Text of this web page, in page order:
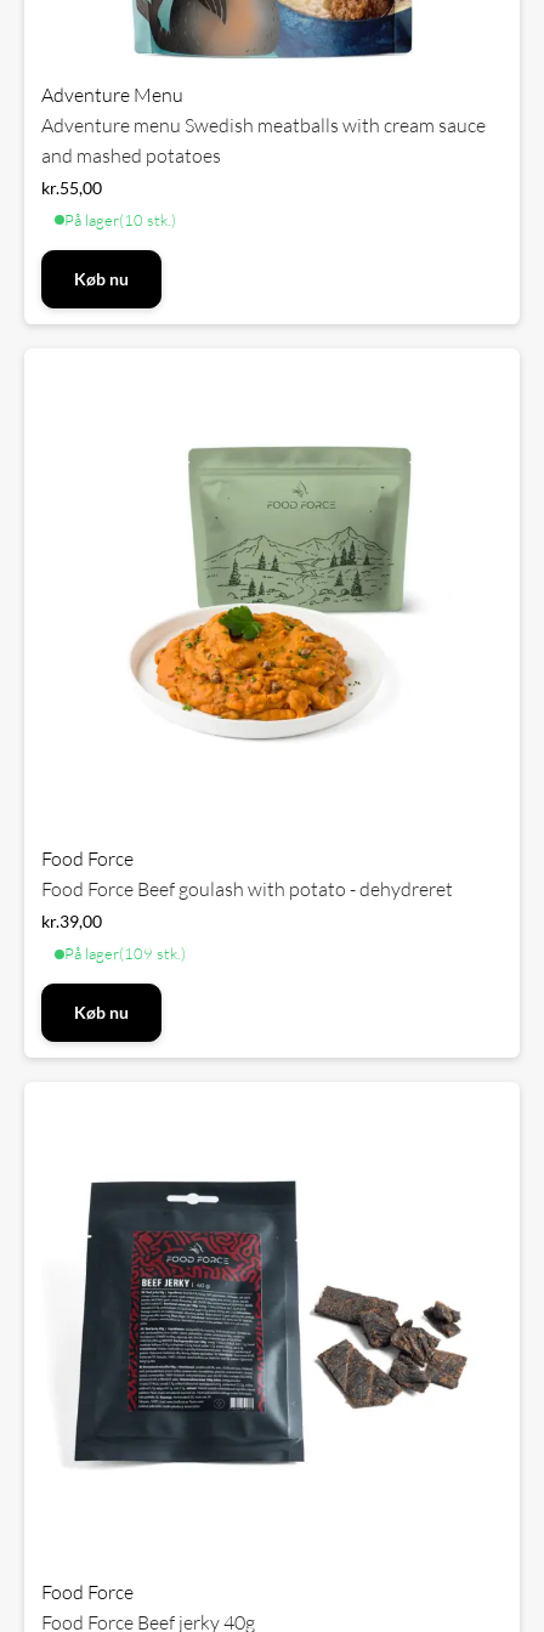
Adventure Menu
Adventure menu Swedish meatballs with cream sauce
and mashed potatoes
kr.55,00
På lager(10 stk.)
Køb nu
Food Force
Food Force Beef goulash with potato - dehydreret
kr.39,00
På lager(109 stk.)
Køb nu
Food Force
Food Force Beef jerky 40g